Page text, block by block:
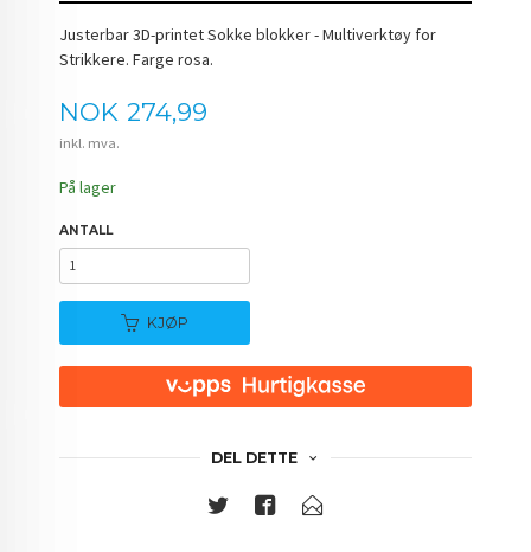
Justerbar 3D-printet Sokke blokker - Multiverktøy for
Strikkere. Farge rosa.
Pris
NOK 274,99
inkl. mva.
På lager
ANTALL
KJØP
DEL DETTE